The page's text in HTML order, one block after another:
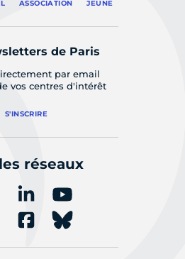
ASSOCIATION JEUNE
de Paris
par email
vos centres d'intérêt
S'INSCRIRE
réseaux